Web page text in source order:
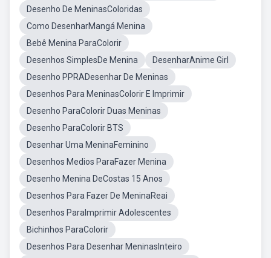
Desenho De MeninasColoridas
Como DesenharMangá Menina
Bebê Menina ParaColorir
Desenhos SimplesDe Menina
DesenharAnime Girl
Desenho PPRADesenhar De Meninas
Desenhos Para MeninasColorir E Imprimir
Desenho ParaColorir Duas Meninas
Desenho ParaColorir BTS
Desenhar Uma MeninaFeminino
Desenhos Medios ParaFazer Menina
Desenho Menina DeCostas 15 Anos
Desenhos Para Fazer De MeninaReai
Desenhos ParaImprimir Adolescentes
Bichinhos ParaColorir
Desenhos Para Desenhar MeninasInteiro